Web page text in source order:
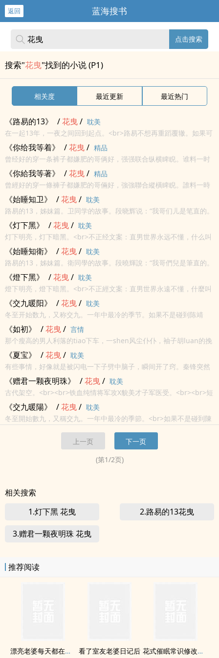
返回 蓝海搜书
点击搜索
搜索"花曳"找到的小说 (P1)
相关度 最近更新 最近热门
《路易的13》 /花曳/ 耽美
在一起13年，一夜之间回到起点。<br>路易不想再重蹈覆辙。如果可
以，他想离段晓辉远远的，平平淡淡的跟沈欢结婚买房生子，一辈子
过正常人的生活。<br>可是段总，能求不招惹吗？
《你给我等着》 /花曳/ 精品
曾经好的穿一条裤子都嫌肥的哥俩好，强强联合纵横睥睨。谁料一时
莫名崩塌，两人翻脸陌路，针锋相对官司一打就是六年。肥了律师
团，呆了吃瓜群众……
《你給我等著》 /花曳/ 精品
曾經好的穿一條褲子都嫌肥的哥倆好，強強聯合縱橫睥睨。誰料一時
莫名崩塌，兩人翻臉陌路，針鋒相對官司一打就是六年。肥了律師
團，呆了吃瓜群眾……
《始睡知卫》 /花曳/ 耽美
路易的13，姊妹篇。卫同学的故事。段晓辉说：“我哥们儿是笔直的。
最起码你很安全……”很久以后……卫鸿轩咆哮：“说好的笔直呢？说好
的安全呢？老子的九曲十八弯……直了……”冷锐面tan脸：“谁让你...
《灯下黑》 /花曳/ 耽美
灯下明亮，灯下暗黑。<br>不正经文案：直男世界永远不懂，什么叫
做受受不亲。<br>剧情版文案：一个拆迁钉子户，原是戎爷十年前故
人。好多说道坐下来慢慢谈，帐，一笔笔算。<br>江湖和兄弟，是
少...
《始睡知衛》 /花曳/ 耽美
路易的13，姊妹篇。衛同學的故事。段曉輝說：“我哥們兒是筆直的。
最起碼你很安全……”很久以後……衛鴻軒咆哮：“說好的筆直呢？說好
的安全呢？老子的九曲十八彎……直了……”冷銳面癱臉：“誰讓你在
我...
《燈下黑》 /花曳/ 耽美
燈下明亮，燈下暗黑。<br>不正經文案：直男世界永遠不懂，什麼叫
做受受不親。<br>劇情版文案：一個拆遷釘子戶，原是戎爺十年前故
人。好多說道坐下來慢慢談，帳，一筆筆算。<br>江湖和兄弟，是
少...
《交九暖阳》 /花曳/ 耽美
冬至开始数九，又称交九。一年中最冷的季节。如果不是碰到陈靖
东，方坤的生活会滑到什么样的边缘地带？如果不是碰到方坤，陈靖
东的心结伤痛不甘又会导向何方？你是我的救赎，是我的太阳，是整
个冬天里照耀着...
《如初》 /花曳/ 言情
那个瘦高的男人利落的tiao下车，一shen风尘仆仆，袖子胡luan的挽
在半肘的位置，沙se靴沾了泥ba和污渍，整个人看过去带着急匆匆的
狼狈。可是他的眼睛那么明亮，像是天上最璀璨的星子，几乎带...
《夏宝》 /花曳/ 耽美
有些事情，好像就是被闪电一下子劈中脑子，瞬间开了窍。秦锋突然
明白了，他爸爸在去世前，为什么什么jiao代都没有，只是那么念叨
了两句：儿子，我的大儿子。那zhong深切的，不可言说的厚重感
情，或...
《赠君一颗夜明珠》 /花曳/ 耽美
古代架空。<br><br>铁血纯情将军攻X貌美才子军医受。<br><br>短
篇，正文约六万字，轻松甜文。<br><br>另有一对副CP，鬼畜心机
质子攻X软萌可欺皇子受，番外交代。<br><br...
《交九暖陽》 /花曳/ 耽美
冬至開始數九，又稱交九。一年中最冷的季節。<br>如果不是碰到陳
靖東，方坤的生活會滑到什麼樣的邊緣地帶？<br>如果不是碰到方
坤，陳靖東的心結傷痛不甘又會導向何方？<br>你是我的救贖，是我
上一页
下一页
(第1/2页)
相关搜索
1.灯下黑 花曳
2.路易的13花曳
3.赠君一颗夜明珠 花曳
推荐阅读
漂亮老婆每天都在钓我【双/1v1】 看了室友老婆日记后 花式催眠常识修改（合集）欢迎点菜